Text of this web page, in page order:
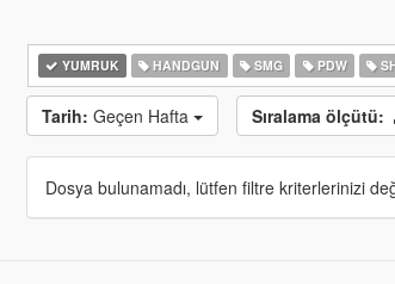
YUMRUK HANDGUN SMG PDW
Tarih: Geçen Hafta Sıralama ölçütü:
Dosya bulunamadı, lütfen filtre kriterlerinizi